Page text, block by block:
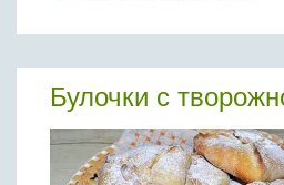
Булочки с